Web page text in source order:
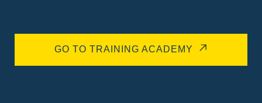
GO TO TRAINING ACADEMY